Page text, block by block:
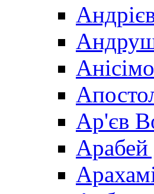
Ар'єв